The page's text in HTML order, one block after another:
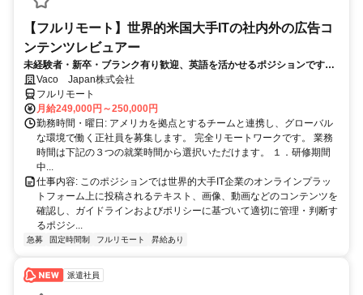
【フルリモート】世界的米国大手ITの社内外の広告コ
ンテンツレビュアー
未経験者・新卒・ブランク有り歓迎、英語を活かせるポジションです。
完全リモート
Vaco Japan株式会社
フルリモート
月給249,000円～250,000円
勤務時間・曜日: アメリカを拠点とするチームと連携し、グローバル
な環境で働く正社員を募集します。 完全リモートワークです。 業務
時間は下記の３つの就業時間から選択いただけます。 １．研修期間
中...
仕事内容: このポジションでは世界的大手IT企業のオンラインプラッ
トフォーム上に投稿されるテキスト、画像、動画などのコンテンツを
確認し、ガイドラインおよびポリシーに基づいて適切に管理・判断す
るポジシ...
急募 固定時間制 フルリモート 昇給あり
派遣社員